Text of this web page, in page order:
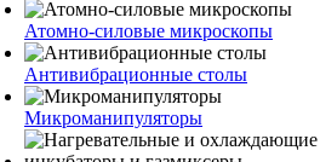
Атомно-силовые микроскопы
Антивибрационные столы
Микроманипуляторы